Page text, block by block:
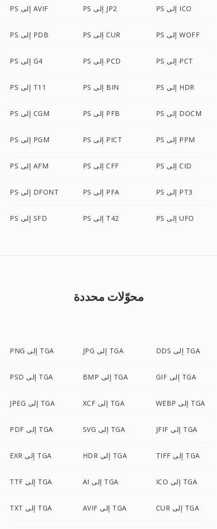
PS إلى AVIF PS إلى JP2 PS إلى ICO
PS إلى PDB PS إلى CUR PS إلى WOFF
PS إلى G4 PS إلى PCD PS إلى PCT
PS إلى T11 PS إلى BIN PS إلى HDR
PS إلى CGM PS إلى PFB PS إلى DOCM
PS إلى PGM PS إلى PICT PS إلى PPM
PS إلى AFM PS إلى CFF PS إلى CID
PS إلى DFONT PS إلى PFA PS إلى PT3
PS إلى SFD PS إلى T42 PS إلى UFO
محوّلات محددة
PNG إلى TGA JPG إلى TGA DDS إلى TGA
PSD إلى TGA BMP إلى TGA GIF إلى TGA
JPEG إلى TGA XCF إلى TGA WEBP إلى TGA
PDF إلى TGA SVG إلى TGA JFIF إلى TGA
EXR إلى TGA HDR إلى TGA TIFF إلى TGA
TTF إلى TGA AI إلى TGA ICO إلى TGA
TXT إلى TGA AVIF إلى TGA CUR إلى TGA